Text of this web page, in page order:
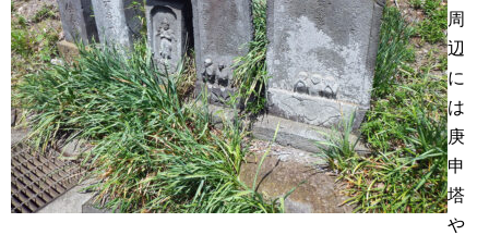
周
辺
に
は
庚
申
塔
や